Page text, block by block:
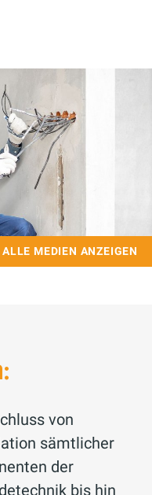
ALLE MEDIEN ANZEIGEN
von
sämtlicher
der
bis hin